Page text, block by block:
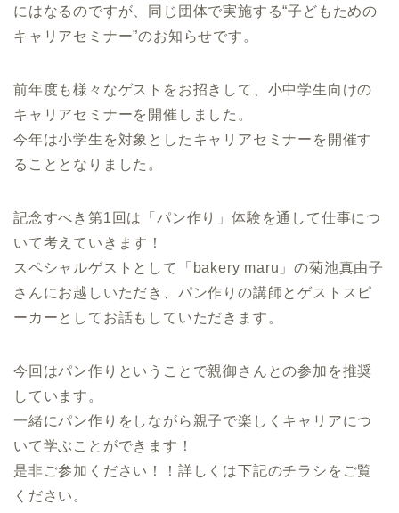
にはなるのですが、同じ団体で実施する“子どもための
キャリアセミナー”のお知らせです。
前年度も様々なゲストをお招きして、小中学生向けの
キャリアセミナーを開催しました。
今年は小学生を対象としたキャリアセミナーを開催す
ることとなりました。
記念すべき第1回は「パン作り」体験を通して仕事につ
いて考えていきます！
スペシャルゲストとして「bakery maru」の菊池真由子
さんにお越しいただき、パン作りの講師とゲストスピ
ーカーとしてお話もしていただきます。
今回はパン作りということで親御さんとの参加を推奨
しています。
一緒にパン作りをしながら親子で楽しくキャリアにつ
いて学ぶことができます！
是非ご参加ください！！詳しくは下記のチラシをご覧
ください。